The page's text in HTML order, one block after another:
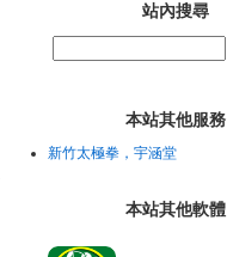
站內搜尋
本站其他服務
新竹太極拳，宇涵堂
本站其他軟體